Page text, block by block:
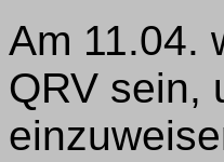
Am 11.04.
QRV sein,